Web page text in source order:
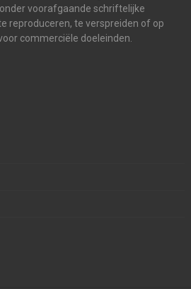
voorafgaande schriftelijke
reproduceren, te verspreiden of op
commerciële doeleinden.